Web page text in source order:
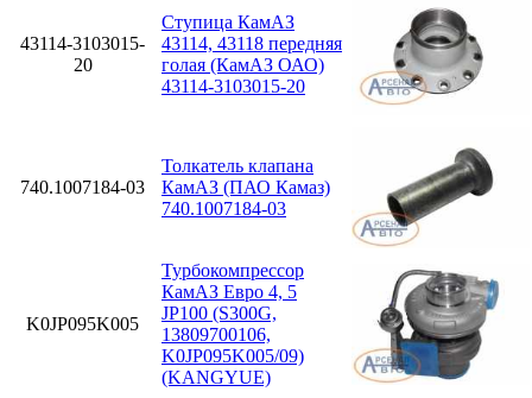
43114-3103015-
20
Ступица КамАЗ
43114, 43118 передняя
голая (КамАЗ ОАО)
43114-3103015-20
740.1007184-03
Толкатель клапана
КамАЗ (ПАО Камаз)
740.1007184-03
K0JP095K005
Турбокомпрессор
КамАЗ Евро 4, 5
JP100 (S300G,
13809700106,
K0JP095K005/09)
(KANGYUE)